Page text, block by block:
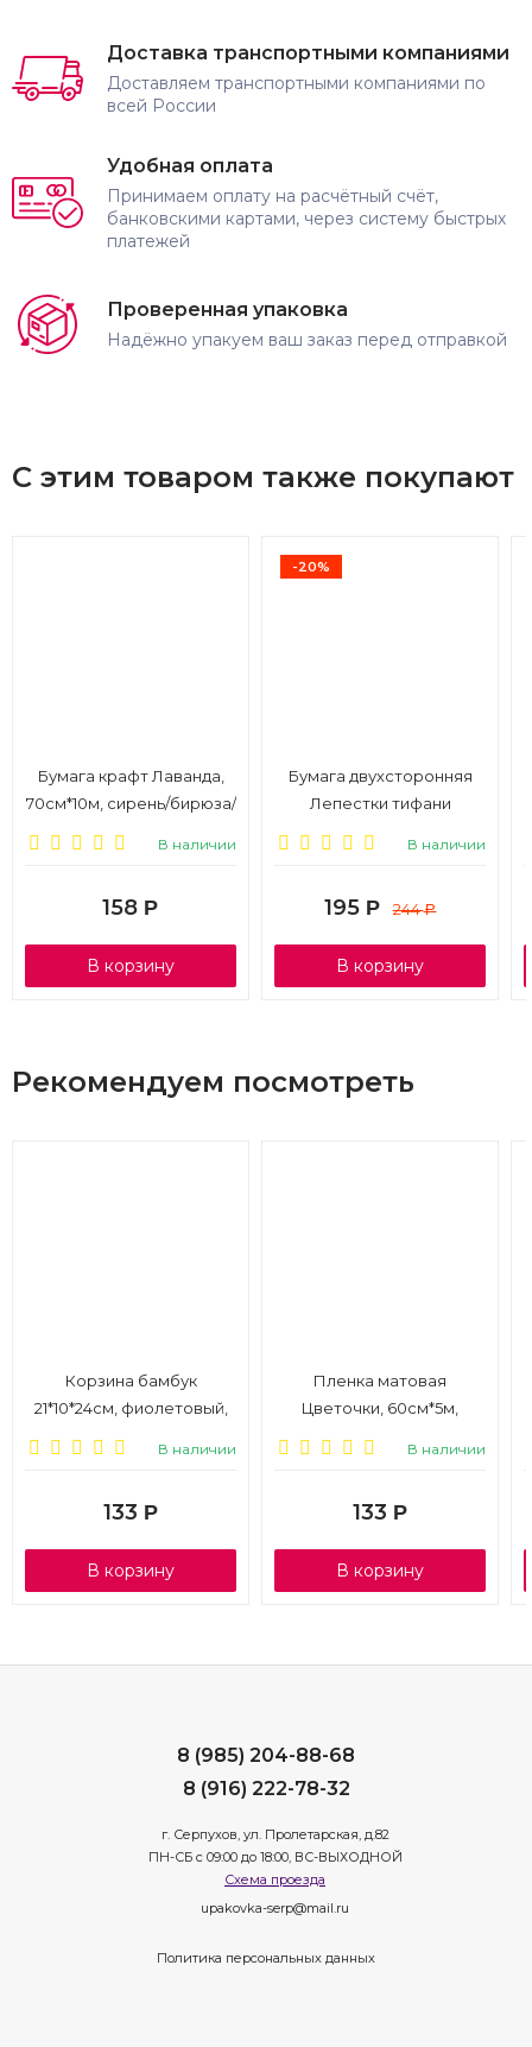
Доставка транспортными компаниями
Доставляем транспортными компаниями по
всей России
Удобная оплата
Принимаем оплату на расчётный счёт,
банковскими картами, через систему быстрых
платежей
Проверенная упаковка
Надёжно упакуем ваш заказ перед отправкой
С этим товаром также покупают
Бумага крафт Лаванда,
70см*10м, сирень/бирюза/
В наличии
158 Р
В корзину
-20%
Бумага двухсторонняя
Лепестки тифани
В наличии
195 Р 244Р
В корзину
Рекомендуем посмотреть
Корзина бамбук
21*10*24см, фиолетовый,
В наличии
133 Р
В корзину
Пленка матовая
Цветочки, 60см*5м,
В наличии
133 Р
В корзину
8 (985) 204-88-68
8 (916) 222-78-32
г. Серпухов, ул. Пролетарская, д.82
ПН-СБ с 09:00 до 18:00, ВС-ВЫХОДНОЙ
Схема проезда
upakovka-serp@mail.ru
Политика персональных данных